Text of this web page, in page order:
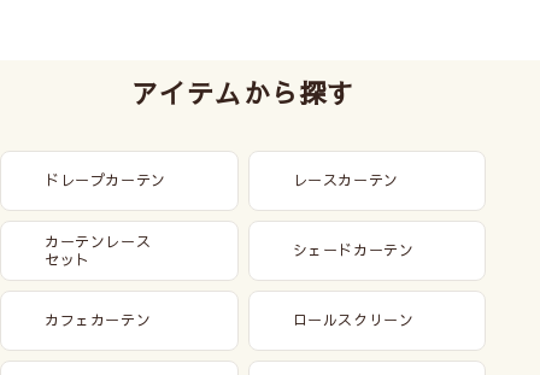
アイテムから探す
ドレープカーテン レースカーテン
カーテンレース
セット
シェードカーテン
カフェカーテン ロールスクリーン